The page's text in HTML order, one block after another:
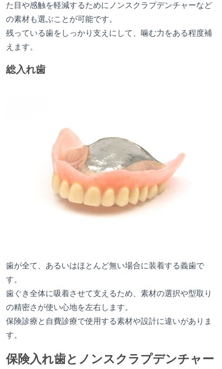
た目や感触を軽減するためにノンスクラプデンチャーなど
の素材も選ぶことが可能です。
残っている歯をしっかり支えにして、噛む力をある程度補
えます。
総入れ歯
歯が全て、あるいはほとんど無い場合に装着する義歯で
す。
歯ぐき全体に吸着させて支えるため、素材の選択や型取り
の精密さが使い心地を左右します。
保険診療と自費診療で使用する素材や設計に違いがありま
す。
保険入れ歯とノンスクラプデンチャー